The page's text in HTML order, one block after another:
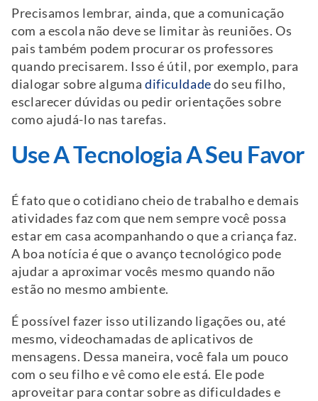
Precisamos lembrar, ainda, que a comunicação
com a escola não deve se limitar às reuniões. Os
pais também podem procurar os professores
quando precisarem. Isso é útil, por exemplo, para
dialogar sobre alguma dificuldadedo seu filho,
esclarecer dúvidas ou pedir orientações sobre
como ajudá-lo nas tarefas.
Use A Tecnologia A Seu Favor
É fato que o cotidiano cheio de trabalho e demais
atividades faz com que nem sempre você possa
estar em casa acompanhando o que a criança faz.
A boa notícia é que o avanço tecnológico pode
ajudar a aproximar vocês mesmo quando não
estão no mesmo ambiente.
É possível fazer isso utilizando ligações ou, até
mesmo, videochamadas de aplicativos de
mensagens. Dessa maneira, você fala um pouco
com o seu filho e vê como ele está. Ele pode
aproveitar para contar sobre as dificuldades e